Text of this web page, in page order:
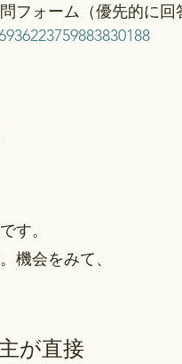
フォーム（優先的に回
す。
機会をみて、
が直接